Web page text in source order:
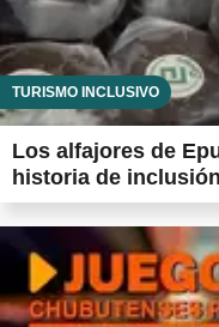
TURISMO INCLUSIVO
Los alfajores de
historia de inclusión